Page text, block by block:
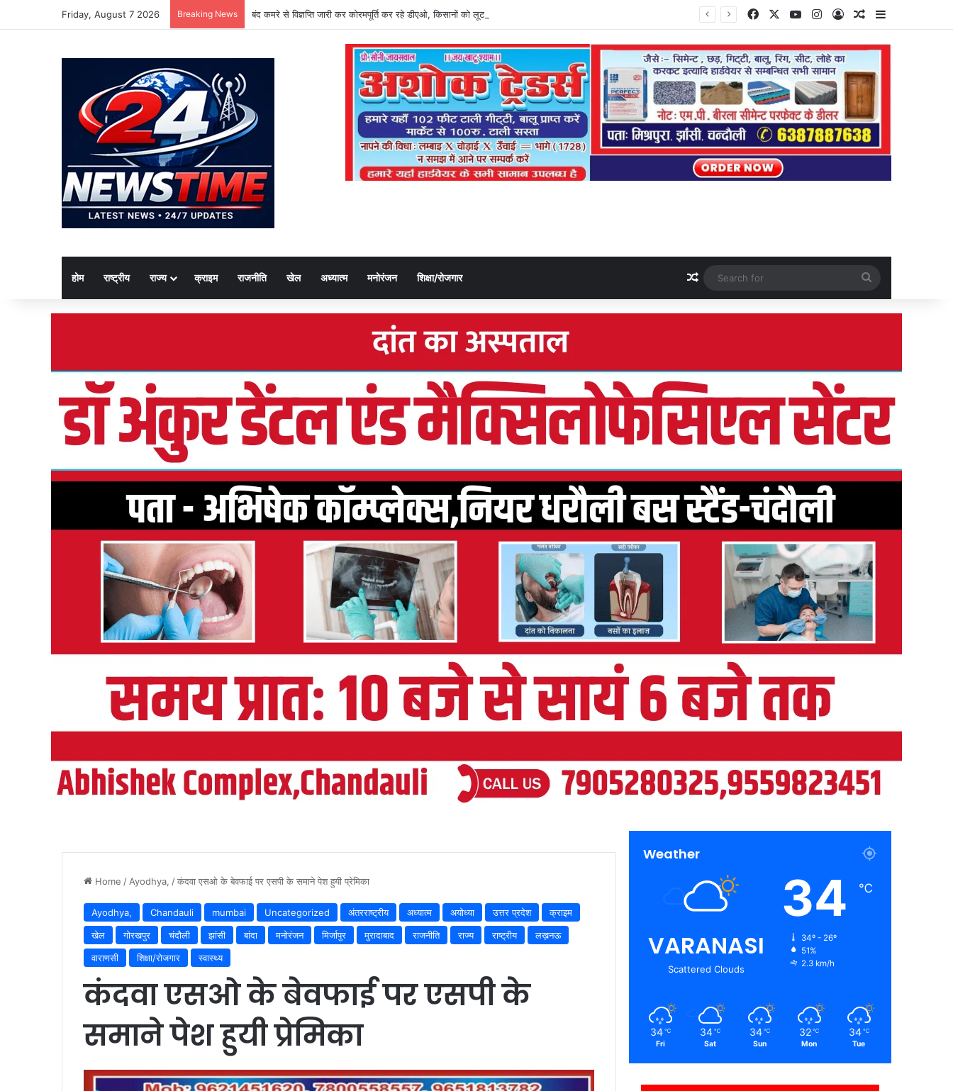
Friday, August 7 2026 Breaking News बंद कमरे से विज्ञप्ति जारी कर कोरमपूर्ति कर रहे डीएओ, किसानों को लूट रहे निजी दुकानदार FacebookYouTubeInstagram
Log InRandom Article
Sidebar
होम राष्ट्रीय राज्य क्राइम राजनीति खेल अध्यात्म मनोरंजन शिक्षा/रोजगार Random Article
for
Home / Ayodhya, /कंदवा एसओ के बेवफाई पर एसपी के समाने पेश हुयी प्रेमिका
Ayodhya, Chandauli mumbai Uncategorized अंतरराष्ट्रीय अध्यात्म अयोध्या उत्तर प्रदेश
क्राइम
खेल
गोरखपुर चंदौली झांसी बांदा मनोरंजन मिर्जापुर मुरादाबाद राजनीति राज्य राष्ट्रीय
लख़नऊ
वाराणसी
शिक्षा/रोजगार स्वास्थ्य
कंदवा एसओ के बेवफाई पर एसपी के
समाने पेश हुयी प्रेमिका
Weather
VARANASI
Scattered Clouds
34 ℃
34º - 26º
51%
2.3 km/h
34 ℃
Fri
34 ℃
Sat
34 ℃
Sun
32 ℃
Mon
34 ℃
Tue